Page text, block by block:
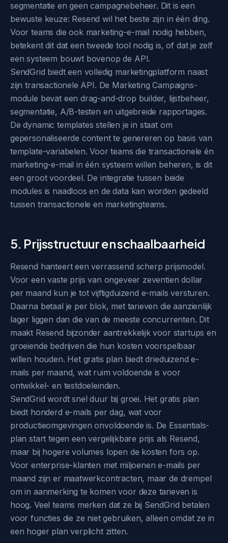
segmentatie en geen campagnebeheer. Dit is een
bewuste keuze: Resend wil het beste zijn in één ding.
Voor teams die ook marketing-e-mail nodig hebben,
betekent dit dat een tweede tool nodig is, of dat je zelf
een systeem bouwt bovenop de API.
SendGrid biedt een volledig marketingplatform naast
zijn transactionele API. De Marketing Campaigns-
module bevat een drag-and-drop builder, lijstbeheer,
segmentatie, A/B-testen en uitgebreide rapportages.
De dynamic templates stellen je in staat om
gepersonaliseerde content te genereren op basis van
template-variabelen. Voor teams die transactionele én
marketing-e-mail in één systeem willen beheren, is dit
een groot voordeel. De integratie tussen beide
modules is naadloos en de data kan worden gedeeld
tussen transactionele en marketingteams.
5. Prijsstructuur en schaalbaarheid
Resend hanteert een verrassend scherp prijsmodel.
Voor een vaste prijs van ongeveer zeventien dollar
per maand kun je tot vijftigduizend e-mails versturen.
Daarna betaal je per blok, met tarieven die aanzienlijk
lager liggen dan die van de meeste concurrenten. Dit
maakt Resend bijzonder aantrekkelijk voor startups en
groeiende bedrijven die hun kosten voorspelbaar
willen houden. Het gratis plan biedt drieduizend e-
mails per maand, wat ruim voldoende is voor
ontwikkel- en testdoeleinden.
SendGrid wordt snel duur bij groei. Het gratis plan
biedt honderd e-mails per dag, wat voor
productieomgevingen onvoldoende is. De Essentials-
plan start tegen een vergelijkbare prijs als Resend,
maar bij hogere volumes lopen de kosten fors op.
Voor enterprise-klanten met miljoenen e-mails per
maand zijn er maatwerkcontracten, maar de drempel
om in aanmerking te komen voor deze tarieven is
hoog. Veel teams merken dat ze bij SendGrid betalen
voor functies die ze niet gebruiken, alleen omdat ze in
een hoger plan verplicht zitten.